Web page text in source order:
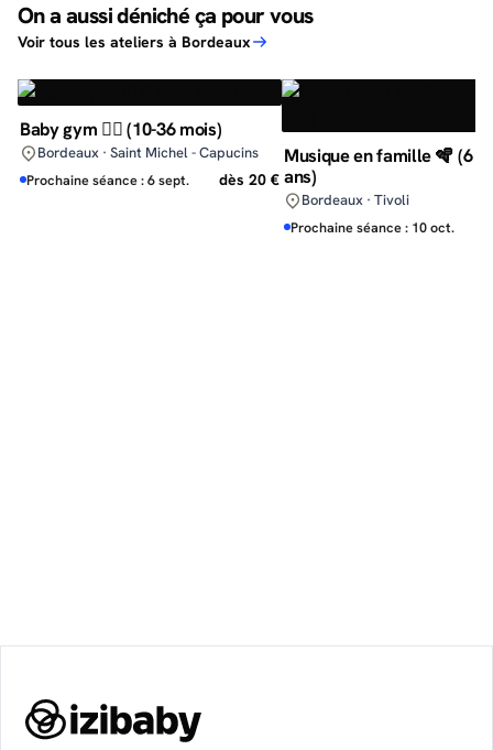
On a aussi déniché ça pour vous
Voir tous les ateliers à Bordeaux
Baby gym 🤸‍♀️ (10-36 mois)
Bordeaux · Saint Michel - Capucins
Prochaine séance : 6 sept.
dès 20 €
Musique en famille 🪇 (6
ans)
Bordeaux · Tivoli
Prochaine séance : 10 oct.